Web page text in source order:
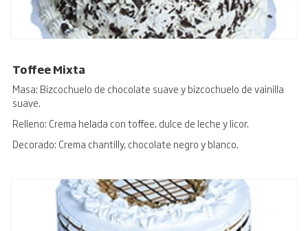
Toffee Mixta
Masa: Bizcochuelo de chocolate suave y bizcochuelo de vainilla
suave.
Relleno: Crema helada con toffee, dulce de leche y licor.
Decorado: Crema chantilly, chocolate negro y blanco.